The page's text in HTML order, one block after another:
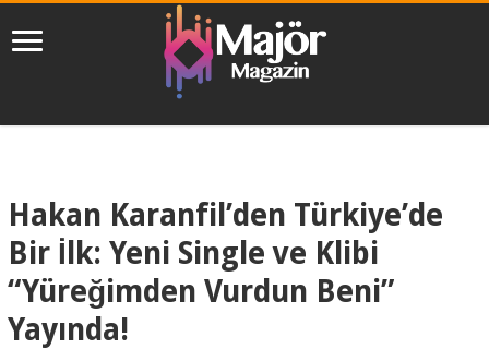
Hakan Karanfil’den Türkiye’de
Bir İlk: Yeni Single ve Klibi
“Yüreğimden Vurdun Beni”
Yayında!